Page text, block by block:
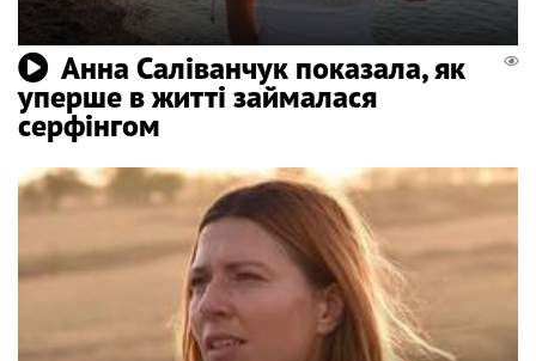
Анна Саліванчук показала, як
уперше в житті займалася
серфінгом